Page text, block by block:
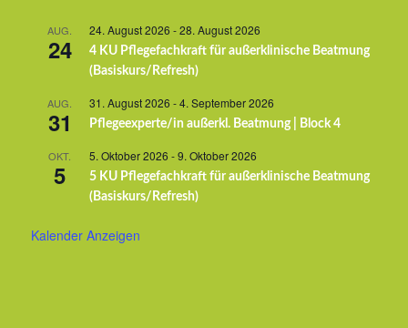
AUG.
24
24. August 2026 -28. August 2026
4 KU Pflegefachkraft für außerklinische Beatmung
(Basiskurs/Refresh)
AUG.
31
31. August 2026 -4. September 2026
Pflegeexperte/in außerkl. Beatmung | Block 4
OKT.
5
5. Oktober 2026 -9. Oktober 2026
5 KU Pflegefachkraft für außerklinische Beatmung
(Basiskurs/Refresh)
Kalender Anzeigen